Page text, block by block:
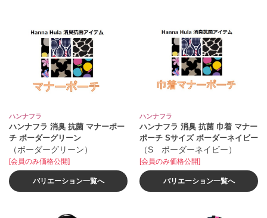
ハンナフラ
ハンナフラ 消臭 抗菌 マナーポー
チ ボーダーグリーン
（ボーダーグリーン）
[会員のみ価格公開]
バリエーション一覧へ
ハンナフラ
ハンナフラ 消臭 抗菌 巾着 マナー
ポーチ Sサイズ ボーダーネイビー
（S ボーダーネイビー）
[会員のみ価格公開]
バリエーション一覧へ